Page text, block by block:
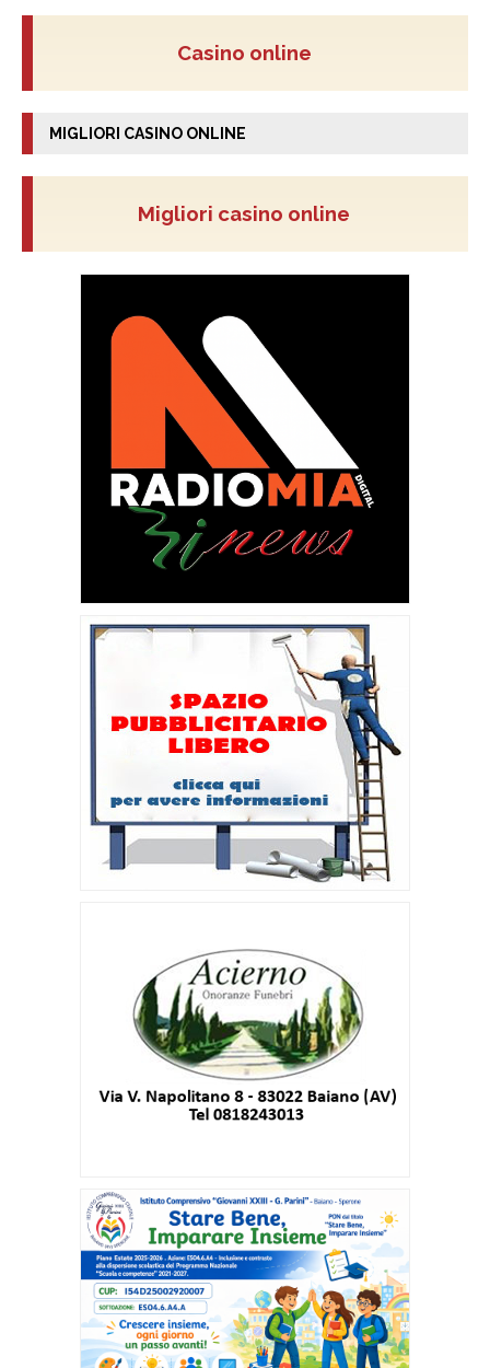
Casino online
MIGLIORI CASINO ONLINE
Migliori casino online